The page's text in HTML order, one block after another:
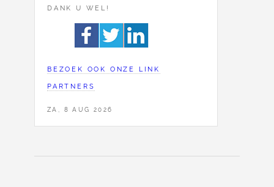
DANK U WEL!
BEZOEK OOK ONZE LINK
PARTNERS
ZA, 8 AUG 2026